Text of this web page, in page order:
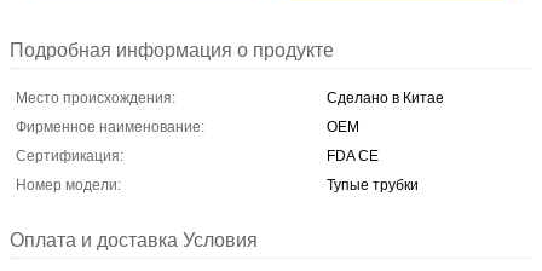
Подробная информация о продукте
Место происхождения:
Сделано в Китае
Фирменное наименование:
OEM
Сертификация:
FDA CE
Номер модели:
Тупые трубки
Оплата и доставка Условия